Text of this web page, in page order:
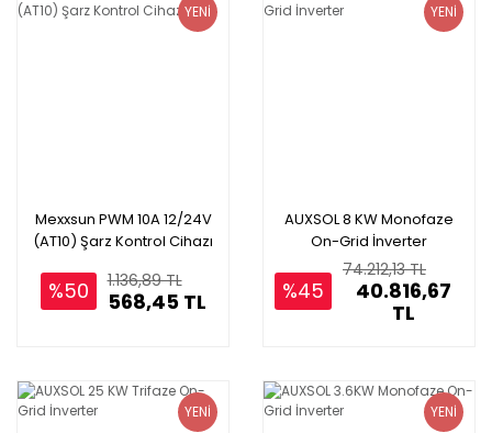
YENİ
Mexxsun PWM 10A 12/24V
(AT10) Şarz Kontrol Cihazı
%50 1.136,89 TL
568,45 TL
YENİ
AUXSOL 8 KW Monofaze
On-Grid İnverter
%45
74.212,13 TL
40.816,67
TL
YENİ YENİ